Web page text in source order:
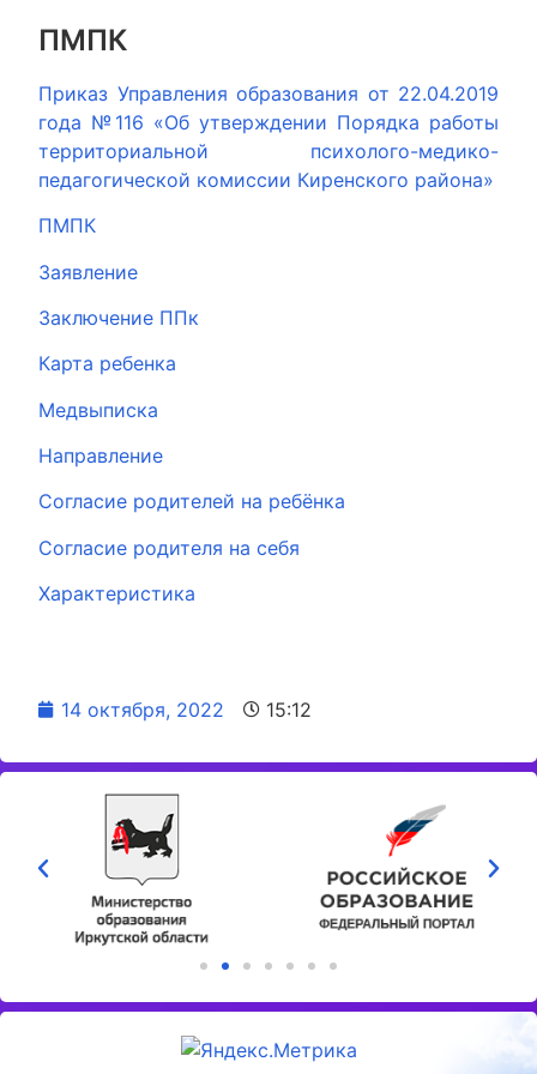
ПМПК
Приказ Управления образования от 22.04.2019
года №116 «Об утверждении Порядка работы
территориальной психолого-медико-
педагогической комиссии Киренского района»
ПМПК
Заявление
Заключение ППк
Карта ребенка
Медвыписка
Направление
Согласие родителей на ребёнка
Согласие родителя на себя
Характеристика
14 октября, 2022 15:12